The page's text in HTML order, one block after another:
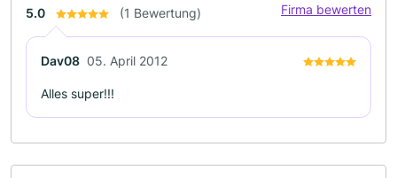
5.0 (1 Bewertung) Firma bewerten
Dav08 05. April 2012
Alles super!!!